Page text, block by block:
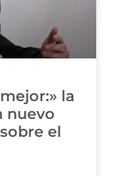
la
nuevo
el